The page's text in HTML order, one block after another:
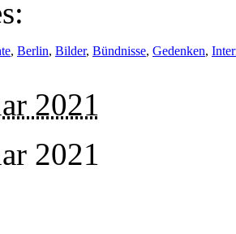
, Berlin, Bilder, Bündnisse, Gedenken,
2021
2021